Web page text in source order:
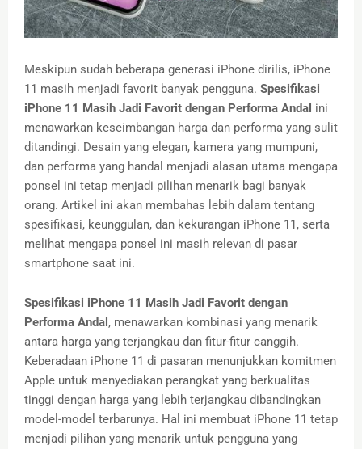
Meskipun sudah beberapa generasi iPhone dirilis, iPhone
11 masih menjadi favorit banyak pengguna. Spesifikasi
iPhone 11 Masih Jadi Favorit dengan Performa Andal ini
menawarkan keseimbangan harga dan performa yang sulit
ditandingi. Desain yang elegan, kamera yang mumpuni,
dan performa yang handal menjadi alasan utama mengapa
ponsel ini tetap menjadi pilihan menarik bagi banyak
orang. Artikel ini akan membahas lebih dalam tentang
spesifikasi, keunggulan, dan kekurangan iPhone 11, serta
melihat mengapa ponsel ini masih relevan di pasar
smartphone saat ini.
Spesifikasi iPhone 11 Masih Jadi Favorit dengan
Performa Andal , menawarkan kombinasi yang menarik
antara harga yang terjangkau dan fitur-fitur canggih.
Keberadaan iPhone 11 di pasaran menunjukkan komitmen
Apple untuk menyediakan perangkat yang berkualitas
tinggi dengan harga yang lebih terjangkau dibandingkan
model-model terbarunya. Hal ini membuat iPhone 11 tetap
menjadi pilihan yang menarik untuk pengguna yang